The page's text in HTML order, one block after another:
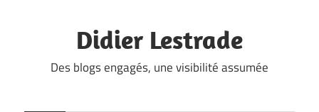
Didier Lestrade
Des blogs engagés, une visibilité assumée